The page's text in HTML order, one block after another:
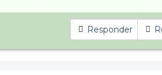
Responder